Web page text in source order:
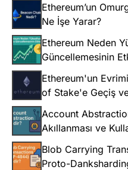
Ethereum’un
Ne İşe Yarar?
Ethereum Neden
Güncellemesinin
Ethereum'un
of Stake'e Geçiş
Account
Akıllanması ve
Blob Carrying
Proto-